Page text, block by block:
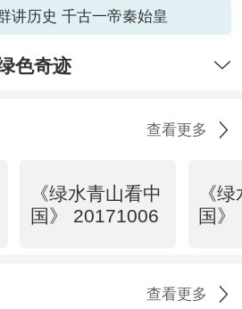
讲历史 千古一帝秦始皇
色奇迹
查看更多
《绿水青山看中
国》 20171006
《
国
查看更多